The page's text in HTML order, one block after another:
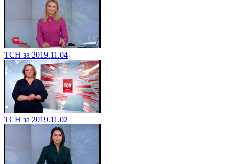
ТСН за 2019.11.04
ТСН за 2019.11.02